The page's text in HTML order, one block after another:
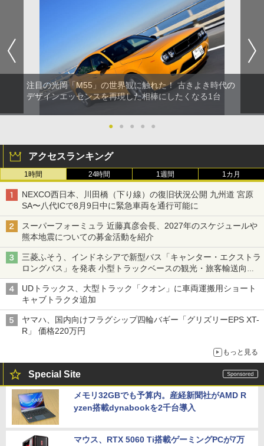
注目の光岡「M55」の世界観に触れた！ 古きよき時代の
デザインエッセンスを再現した相棒にしたくなる1台
● ● ● ● ●
アクセスランキング
1時間 24時間 1週間 1カ月
NEXCO西日本、川田橋（下り線）の復旧状況公開 九州道 宮原
SA〜八代ICで8月9日中に緊急車両を通行可能に
スーパーフォーミュラ 近藤真彦会長、2027年のスケジュールや
熊本地震についての募金活動を紹介
三菱ふそう、インドネシアで新型バス「キャンター・エクストラ
ロングバス」を発表 小型トラックベースの観光・旅客輸送向け
バス
UDトラックス、大型トラック「クオン」に車両運搬用ショート
キャブトラクタ追加
ヤマハ、国内向けフラグシップ四輪バギー「グリズリーEPS XT-
R」 価格220万円
もっと見る
Special Site
メモリ32GBでも予算内。産経新聞社がAMD R
yzen搭載dynabookを2千台導入
マウス、RTX 5060 Ti搭載ゲーミングPCが7万